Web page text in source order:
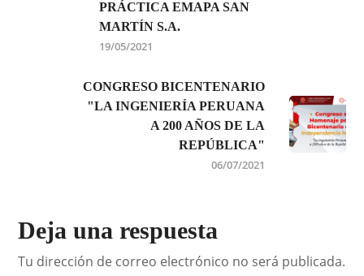
PRÁCTICA EMAPA SAN
MARTÍN S.A.
19/05/2021
CONGRESO BICENTENARIO
"LA INGENIERÍA PERUANA
A 200 AÑOS DE LA
REPÚBLICA"
06/07/2021
Deja una respuesta
Tu dirección de correo electrónico no será publicada.